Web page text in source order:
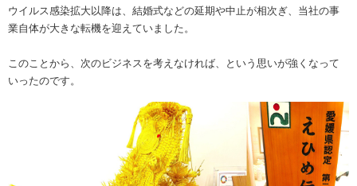
ウイルス感染拡大以降は、結婚式などの延期や中止が相次ぎ、当社の事
業自体が大きな転機を迎えていました。
このことから、次のビジネスを考えなければ、という思いが強くなって
いったのです。